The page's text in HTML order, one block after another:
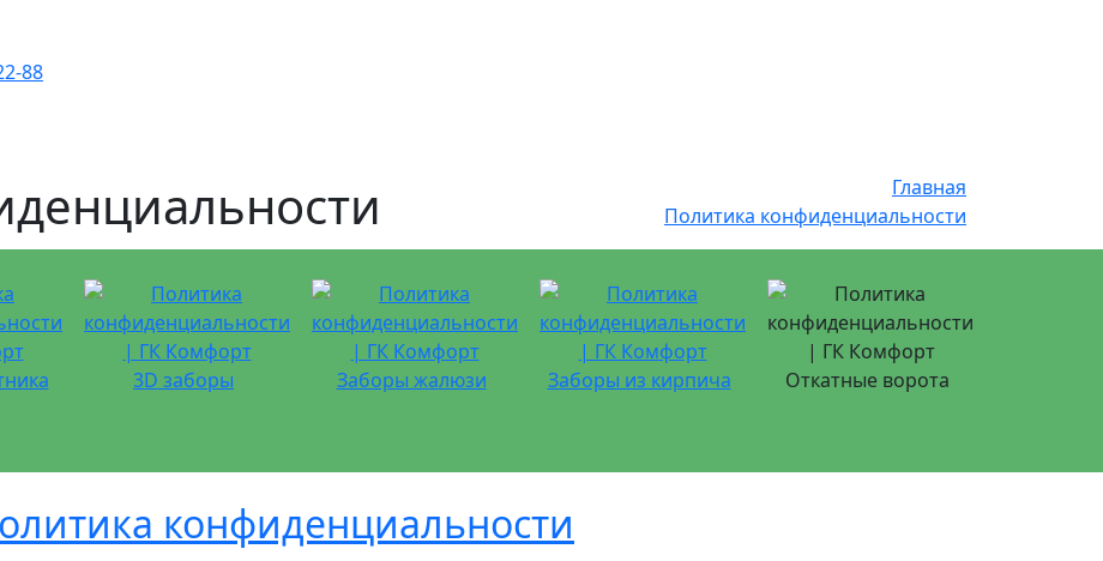
88
Главная
Политика конфиденциальности
3D заборы Заборы жалюзи Заборы из кирпича Откатные ворота
конфиденциальности